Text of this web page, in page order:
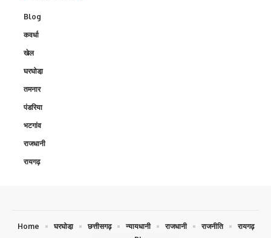
Blog
कवर्धा
खेल
घरघोडा़
तमनार
पंडरिया
भटगांव
राजधानी
रायगढ़
Home घरघोडा़ छत्तीसगढ़ न्यायधानी राजधानी राजनीति
रायगढ़